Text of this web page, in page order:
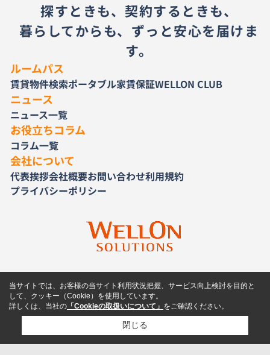
探すときも、契約するときも、
暮らしてからも、ずっと安心を届けま
す。
ルームパス
賃貸物件検索ポータブル家賃保証WELLON CLUB
ニュース
ニュース一覧
お役立ちコラム
コラム一覧
会社について
代表挨拶会社概要お問い合わせ利用規約
プライバシーポリシー
当サイトでは、お客様の当サイト利用状況把握、サービス向上検討を目的と
して、クッキー（Cookie）を使用しています。
詳しくは、当社の 「Cookieの取扱いについて」 をご確認ください。
閉じる